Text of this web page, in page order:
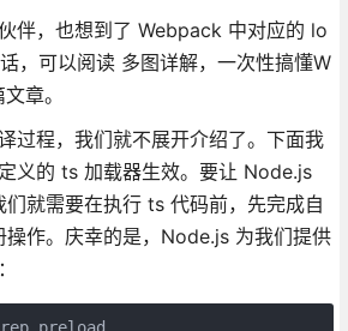
伴，也想到了 Webpack 中对应的 lo
，可以阅读 多图详解，一次性搞懂W
章。
过程，我们就不展开介绍了。下面我
义的 ts 加载器生效。要让 Node.js
就需要在执行 ts 代码前，先完成自
作。庆幸的是，Node.js 为我们提供